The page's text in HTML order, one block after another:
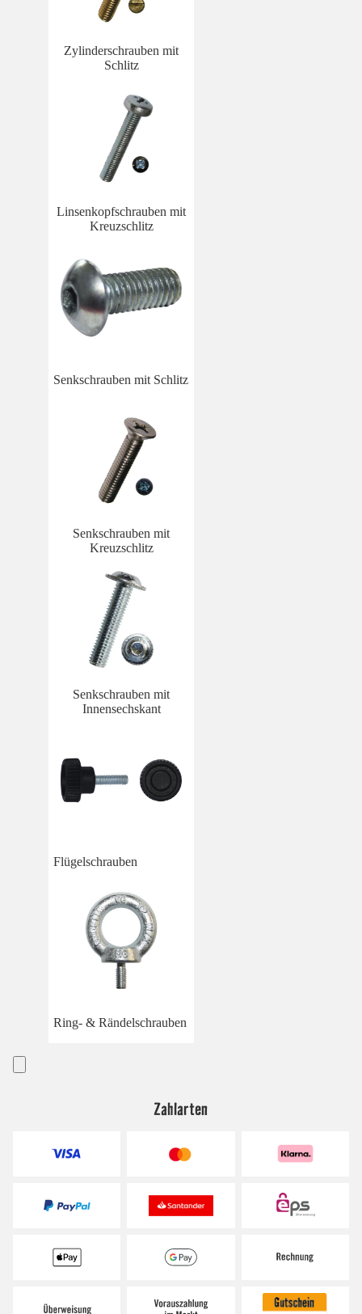
Zylinderschrauben mit
Schlitz
Linsenkopfschrauben mit
Kreuzschlitz
Senkschrauben mit Schlitz
Senkschrauben mit
Kreuzschlitz
Senkschrauben mit
Innensechskant
Flügelschrauben
Ring- & Rändelschrauben
Zahlarten